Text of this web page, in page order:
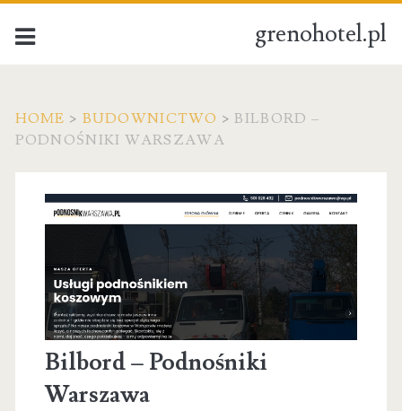
grenohotel.pl
HOME > BUDOWNICTWO >BILBORD –
PODNOŚNIKI WARSZAWA
Bilbord – Podnośniki
Warszawa